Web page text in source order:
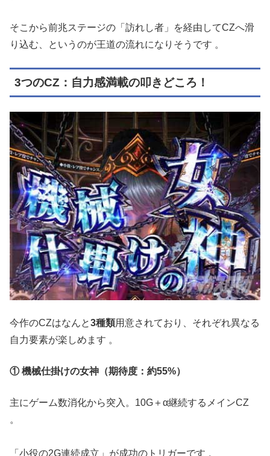
そこから前兆ステージの「訪れし者」を経由してCZへ滑
り込む、というのが王道の流れになりそうです 。
3つのCZ：自力感満載の叩きどころ！
今作のCZはなんと3種類用意されており、それぞれ異なる
自力要素が楽しめます 。
① 機械仕掛けの女神（期待度：約55%）
主にゲーム数消化から突入。10G＋α継続するメインCZ
。
「小役の2G連続成立」が成功のトリガーです 。